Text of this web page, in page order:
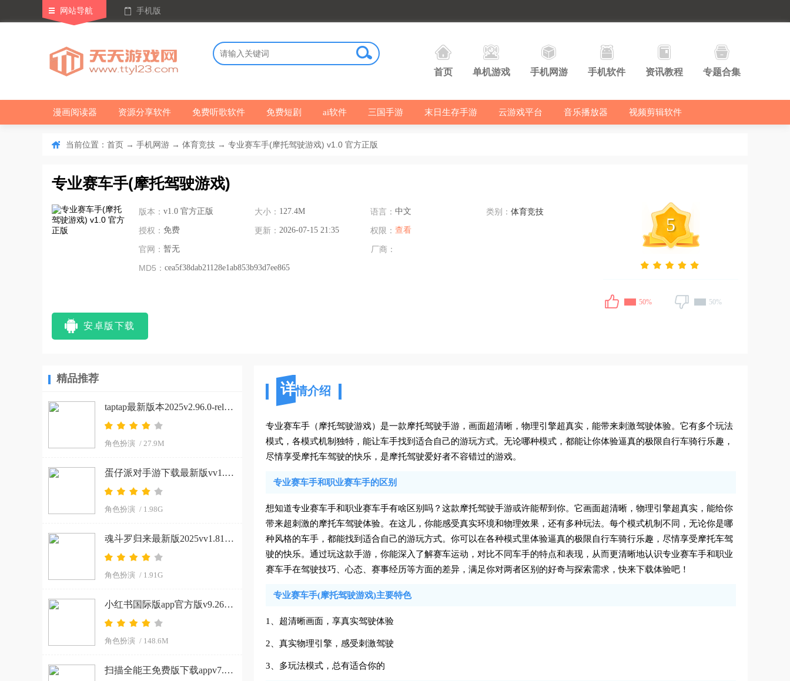
网站导航 手机版
首页 单机游戏 手机网游 手机软件 资讯教程 专题合集
漫画阅读器 资源分享软件 免费听歌软件 免费短剧 ai软件 三国手游 末日生存手游 云游戏平台 音乐播放器 视频剪辑软件
当前位置： 首页 → 手机网游 → 体育竞技 → 专业赛车手(摩托驾驶游戏) v1.0 官方正版
专业赛车手(摩托驾驶游戏)
版本： v1.0 官方正版 大小： 127.4M 语言： 中文 类别： 体育竞技
授权： 免费 更新： 2026-07-15 21:35 权限： 查看
官网： 暂无
厂商：
MD5： cea5f38dab21128e1ab853b93d7ee865
安卓版下载
5
50% 50%
精品推荐
taptap最新版本2025v2.96.0-rel#100200-mkt#100300-rel#100000-rel#100100-mkt#100100-rel#100200-mkt#100100 手机版
角色扮演 / 27.9M
蛋仔派对手游下载最新版vv1.0.266 手机版
角色扮演 / 1.98G
魂斗罗归来最新版2025vv1.81.133.8468 官方正版
角色扮演 / 1.91G
小红书国际版app官方版v9.26.0 官方正版
角色扮演 / 148.6M
扫描全能王免费版下载appv7.15.0.2604020000 安卓版
详情介绍
专业赛车手（摩托驾驶游戏）是一款摩托驾驶手游，画面超清晰，物理引擎超真实，能带来刺激驾驶体验。它有多个玩法
模式，各模式机制独特，能让车手找到适合自己的游玩方式。无论哪种模式，都能让你体验逼真的极限自行车骑行乐趣，
尽情享受摩托车驾驶的快乐，是摩托驾驶爱好者不容错过的游戏。
专业赛车手和职业赛车手的区别
想知道专业赛车手和职业赛车手有啥区别吗？这款摩托驾驶手游或许能帮到你。它画面超清晰，物理引擎超真实，能给你
带来超刺激的摩托车驾驶体验。在这儿，你能感受真实环境和物理效果，还有多种玩法。每个模式机制不同，无论你是哪
种风格的车手，都能找到适合自己的游玩方式。你可以在各种模式里体验逼真的极限自行车骑行乐趣，尽情享受摩托车驾
驶的快乐。通过玩这款手游，你能深入了解赛车运动，对比不同车手的特点和表现，从而更清晰地认识专业赛车手和职业
赛车手在驾驶技巧、心态、赛事经历等方面的差异，满足你对两者区别的好奇与探索需求，快来下载体验吧！
专业赛车手(摩托驾驶游戏)主要特色
1、超清晰画面，享真实驾驶体验
2、真实物理引擎，感受刺激驾驶
3、多玩法模式，总有适合你的